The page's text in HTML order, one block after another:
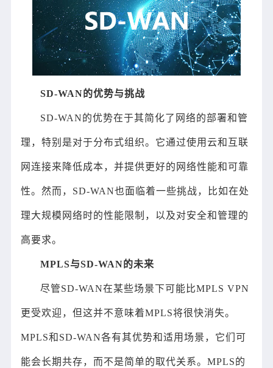
SD-WAN的优势与挑战
SD-WAN的优势在于其简化了网络的部署和管
理，特别是对于分布式组织。它通过使用云和互联
网连接来降低成本，并提供更好的网络性能和可靠
性。然而，SD-WAN也面临着一些挑战，比如在处
理大规模网络时的性能限制，以及对安全和管理的
高要求。
MPLS与SD-WAN的未来
尽管SD-WAN在某些场景下可能比MPLS VPN
更受欢迎，但这并不意味着MPLS将很快消失。
MPLS和SD-WAN各有其优势和适用场景，它们可
能会长期共存，而不是简单的取代关系。MPLS的